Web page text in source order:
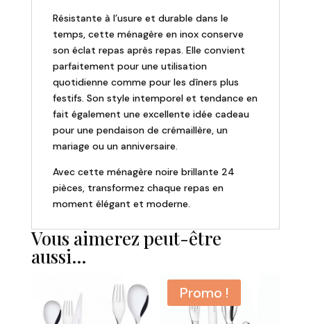
Résistante à l’usure et durable dans le
temps, cette ménagère en inox conserve
son éclat repas après repas. Elle convient
parfaitement pour une utilisation
quotidienne comme pour les dîners plus
festifs. Son style intemporel et tendance en
fait également une excellente idée cadeau
pour une pendaison de crémaillère, un
mariage ou un anniversaire.
Avec cette ménagère noire brillante 24
pièces, transformez chaque repas en
moment élégant et moderne.
Vous aimerez peut-être
aussi…
Promo !